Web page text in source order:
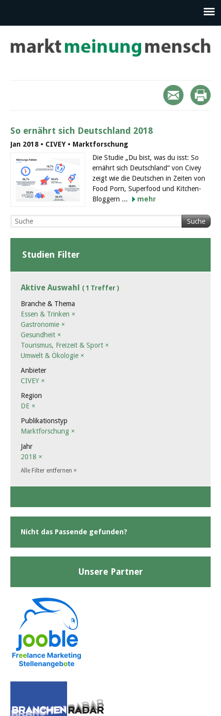
So ernährt sich Deutschland 2018
Jan 2018 • CIVEY • Marktforschung
Die Studie „Du bist, was du isst: So
ernährt sich Deutschland“ von Civey
zeigt wie die Deutschen in Zeiten von
Food Porn, Superfood und Kitchen-
Bloggern ...
mehr
Suche
Studien Filter
Aktive Auswahl ( 1 Treffer )
Branche & Thema
Essen & Trinken ×
Gastronomie ×
Gesundheit ×
Tourismus, Freizeit & Sport ×
Umwelt & Ökologie ×
Anbieter
CIVEY ×
Region
DE ×
Publikationstyp
Marktforschung ×
Jahr
2018 ×
Alle Filter entfernen ×
Nicht das Passende gefunden?
Unsere Partner